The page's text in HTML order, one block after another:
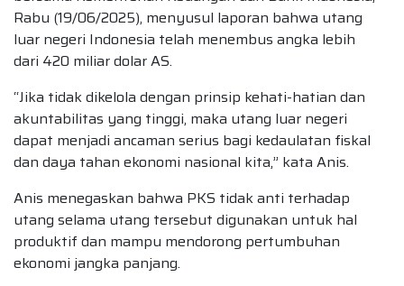
Rabu (19/06/2025), menyusul laporan bahwa utang
luar negeri Indonesia telah menembus angka lebih
dari 420 miliar dolar AS.
“Jika tidak dikelola dengan prinsip kehati-hatian dan
akuntabilitas yang tinggi, maka utang luar negeri
dapat menjadi ancaman serius bagi kedaulatan fiskal
dan daya tahan ekonomi nasional kita,” kata Anis.
Anis menegaskan bahwa PKS tidak anti terhadap
utang selama utang tersebut digunakan untuk hal
produktif dan mampu mendorong pertumbuhan
ekonomi jangka panjang.